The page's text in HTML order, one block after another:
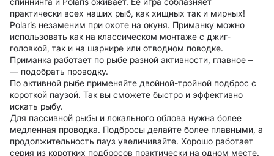
практически всех наших рыб, как хищных так и мирных!
Polaris незаменим при охоте на окуня. Приманку можно
использовать как на классическом монтаже с джиг-
головкой, так и на шарнире или отводном поводке.
Приманка работает по рыбе разной активности, главное –
— подобрать проводку.
По активной рыбе применяйте двойной-тройной подброс с
короткой паузой. Так вы сможете быстро и эффективно
искать рыбу.
Для пассивной рыбы и локального облова нужна более
медленная проводка. Подбросы делайте более плавными, а
продолжительность пауз увеличивайте. Хорошо работает
серия из коротких подбросов практически на одном месте.